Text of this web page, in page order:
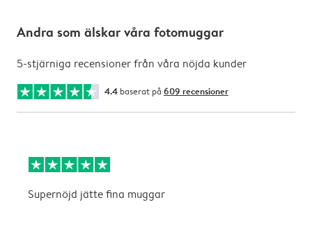
Andra som älskar våra fotomuggar
5-stjärniga recensioner från våra nöjda kunder
4.4 baserat på 609 recensioner
Supernöjd jätte fina muggar